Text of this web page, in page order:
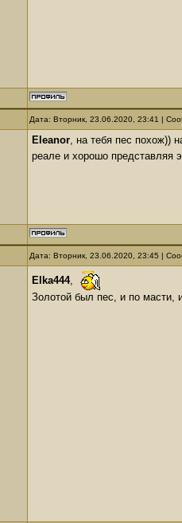
Дата: Вторник, 23.06.2020, 23:41 |
Eleanor, на тебя пес похож))
реале и хорошо представляя
Дата: Вторник, 23.06.2020, 23:45 |
Elka444,
Золотой был пес, и по масти,